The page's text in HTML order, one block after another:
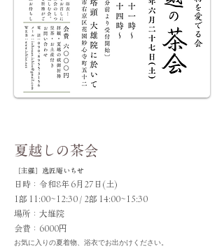
夏越しの茶会
［主催］逸匠庵いちせ
日時：令和8年 6月27日(土)
1部 11:00~12:30 / 2部 14:00~15:30
場所：大雄院
​会費：6000円
お気に入りの夏着物、浴衣でお出かけください。